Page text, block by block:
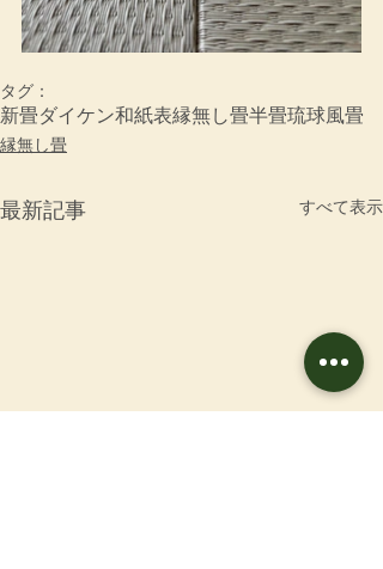
タグ：
新畳ダイケン和紙表縁無し畳半畳琉球風畳
縁無し畳
最新記事 すべて表示